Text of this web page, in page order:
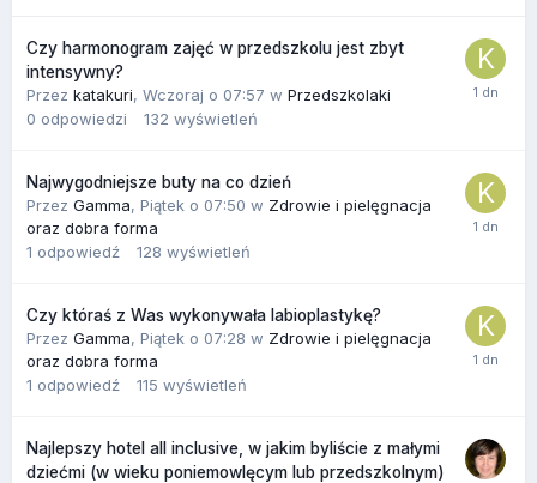
Czy harmonogram zajęć w przedszkolu jest zbyt
intensywny?
Przez katakuri, Wczoraj o 07:57 w Przedszkolaki
0 odpowiedzi 132 wyświetleń
Najwygodniejsze buty na co dzień
Przez Gamma, Piątek o 07:50 w Zdrowie i pielęgnacja
oraz dobra forma
1 odpowiedź 128 wyświetleń
Czy któraś z Was wykonywała labioplastykę?
Przez Gamma, Piątek o 07:28 w Zdrowie i pielęgnacja
oraz dobra forma
1 odpowiedź 115 wyświetleń
Najlepszy hotel all inclusive, w jakim byliście z małymi
dziećmi (w wieku poniemowlęcym lub przedszkolnym)